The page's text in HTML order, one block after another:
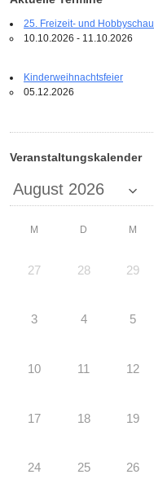
25. Freizeit- und Hobbyschau
10.10.2026 - 11.10.2026
Kinderweihnachtsfeier
05.12.2026
Veranstaltungskalender
M D M
27 28 29
3 4 5
10 11 12
17 18 19
24 25 26